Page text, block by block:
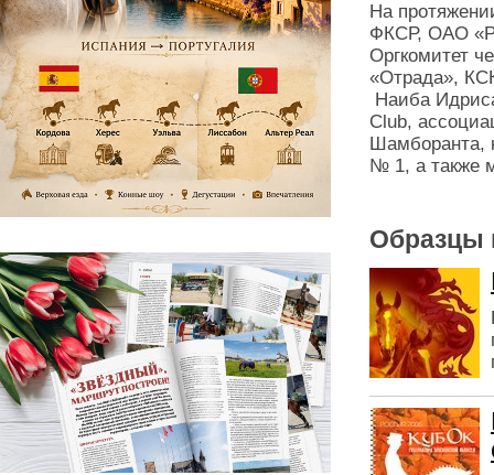
На
ФКСР, ОАО
Оргкомитет
«Отрада»,
Наиба
Club,
Шамборанта,
№ 1, а также
Образцы